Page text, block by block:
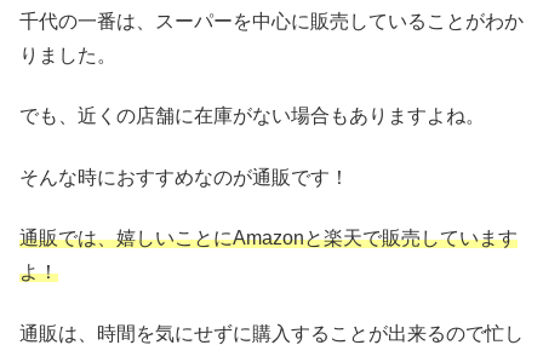
千代の一番は、スーパーを中心に販売していることがわか
りました。
でも、近くの店舗に在庫がない場合もありますよね。
そんな時におすすめなのが通販です！
通販では、嬉しいことにAmazonと楽天で販売しています
よ！
通販は、時間を気にせずに購入することが出来るので忙し